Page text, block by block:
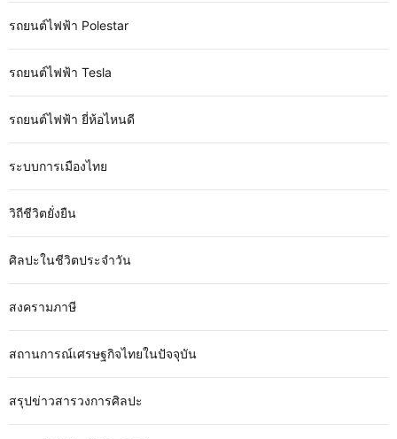
รถยนต์ไฟฟ้า Polestar
รถยนต์ไฟฟ้า Tesla
รถยนต์ไฟฟ้า ยี่ห้อไหนดี
ระบบการเมืองไทย
วิถีชีวิตยั่งยืน
ศิลปะในชีวิตประจำวัน
สงครามภาษี
สถานการณ์เศรษฐกิจไทยในปัจจุบัน
สรุปข่าวสารวงการศิลปะ